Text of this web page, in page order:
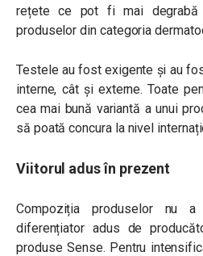
rețete ce pot fi mai degrabă
produselor din categoria
Testele au fost exigente și au
interne, cât și externe. Toate
cea mai bună variantă a unui
să poată concura la nivel
Viitorul adus în prezent
Compoziția produselor nu
diferențiator adus de
produse Sense. Pentru